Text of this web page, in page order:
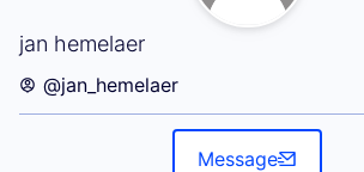
jan hemelaer
A minha atividade (jan hemelaer)
@jan_hemelaer
Message